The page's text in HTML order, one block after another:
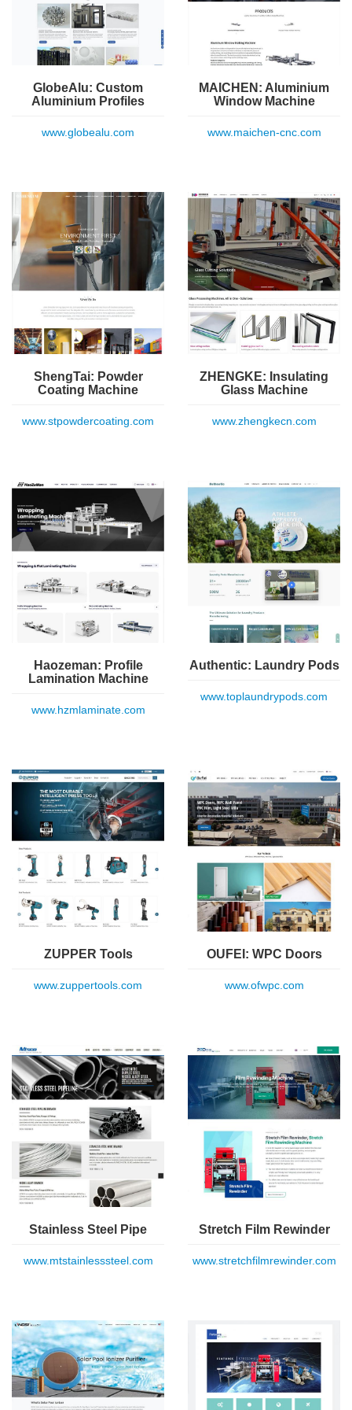
GlobeAlu: Custom
Aluminium Profiles
www.globealu.com
MAICHEN: Aluminium
Window Machine
www.maichen-cnc.com
ShengTai: Powder
Coating Machine
www.stpowdercoating.com
ZHENGKE: Insulating
Glass Machine
www.zhengkecn.com
Haozeman: Profile
Lamination Machine
www.hzmlaminate.com
Authentic: Laundry Pods
www.toplaundrypods.com
ZUPPER Tools
www.zuppertools.com
OUFEI: WPC Doors
www.ofwpc.com
Stainless Steel Pipe
www.mtstainlesssteel.com
Stretch Film Rewinder
www.stretchfilmrewinder.com